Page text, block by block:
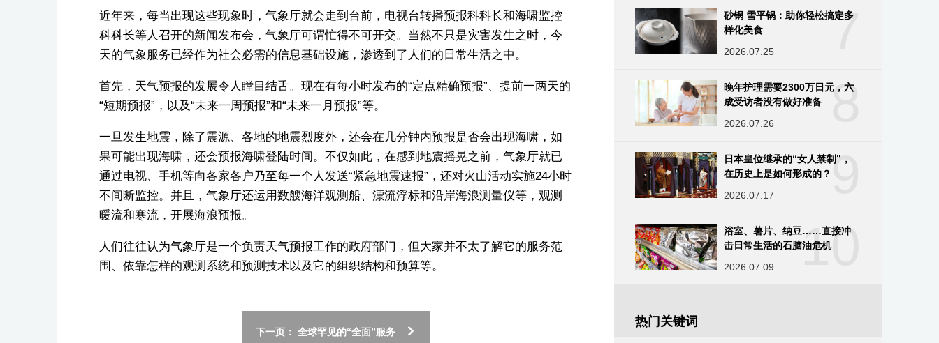
近年来，每当出现这些现象时，气象厅就会走到台前，电视台转播预报科科长和海啸监控
科科长等人召开的新闻发布会，气象厅可谓忙得不可开交。当然不只是灾害发生之时，今
天的气象服务已经作为社会必需的信息基础设施，渗透到了人们的日常生活之中。
首先，天气预报的发展令人瞠目结舌。现在有每小时发布的“定点精确预报”、提前一两天的
“短期预报”，以及“未来一周预报”和“未来一月预报”等。
一旦发生地震，除了震源、各地的地震烈度外，还会在几分钟内预报是否会出现海啸，如
果可能出现海啸，还会预报海啸登陆时间。不仅如此，在感到地震摇晃之前，气象厅就已
通过电视、手机等向各家各户乃至每一个人发送“紧急地震速报”，还对火山活动实施24小时
不间断监控。并且，气象厅还运用数艘海洋观测船、漂流浮标和沿岸海浪测量仪等，观测
暖流和寒流，开展海浪预报。
人们往往认为气象厅是一个负责天气预报工作的政府部门，但大家并不太了解它的服务范
围、依靠怎样的观测系统和预测技术以及它的组织结构和预算等。
下一页： 全球罕见的“全面”服务
7
砂锅 雪平锅：助你轻松搞定多
样化美食
2026.07.25
8
晚年护理需要2300万日元，六
成受访者没有做好准备
2026.07.26
9
日本皇位继承的“女人禁制”，
在历史上是如何形成的？
2026.07.17
10
浴室、薯片、纳豆……直接冲
击日常生活的石脑油危机
2026.07.09
热门关键词